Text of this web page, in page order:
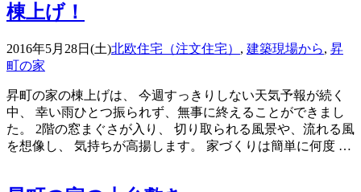
棟上げ！
2016年5月28日(土)北欧住宅（注文住宅） , 建築現場から, 昇
町の家
昇町の家の棟上げは、 今週すっきりしない天気予報が続く
中、 幸い雨ひとつ振られず、無事に終えることができまし
た。 2階の窓まぐさが入り、 切り取られる風景や、流れる風
を想像し、 気持ちが高揚します。 家づくりは簡単に何度 …